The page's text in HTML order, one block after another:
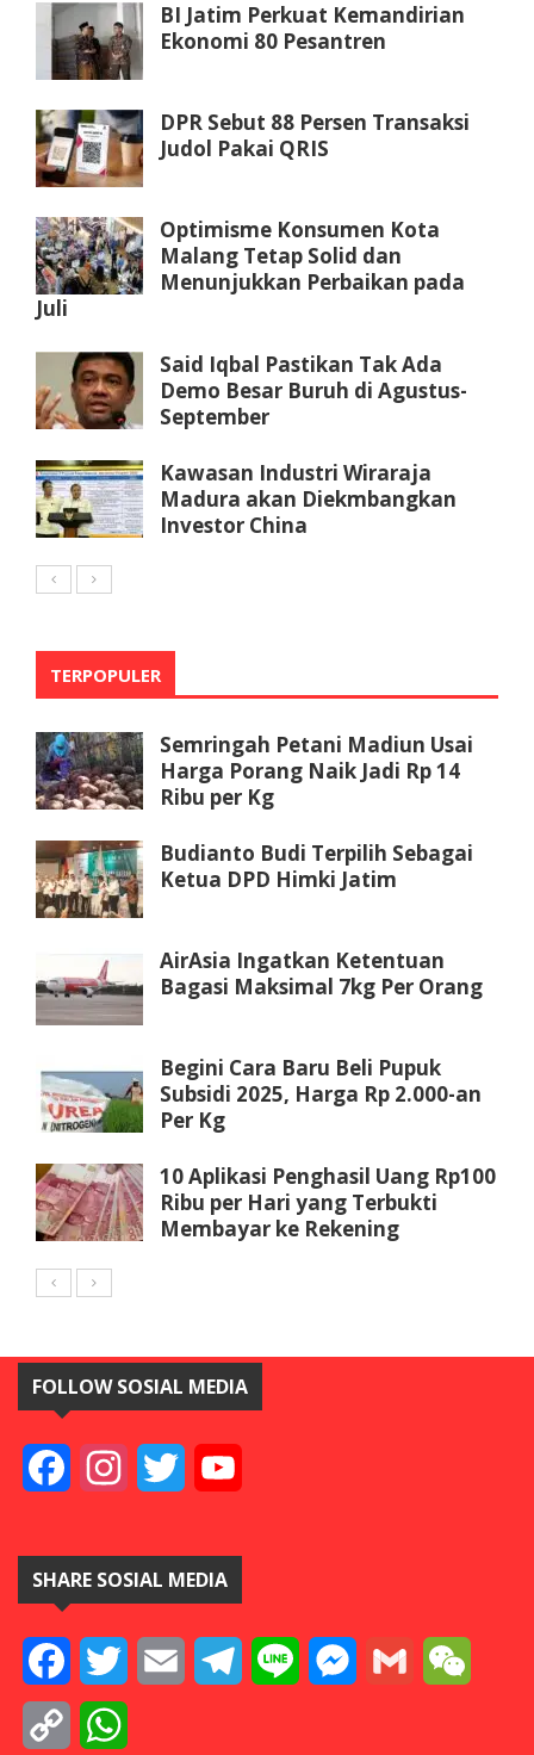
BI Jatim Perkuat Kemandirian
Ekonomi 80 Pesantren
DPR Sebut 88 Persen Transaksi
Judol Pakai QRIS
Optimisme Konsumen Kota
Malang Tetap Solid dan
Menunjukkan Perbaikan pada
Juli
Said Iqbal Pastikan Tak Ada
Demo Besar Buruh di Agustus-
September
Kawasan Industri Wiraraja
Madura akan Diekmbangkan
Investor China
TERPOPULER
Semringah Petani Madiun Usai
Harga Porang Naik Jadi Rp 14
Ribu per Kg
Budianto Budi Terpilih Sebagai
Ketua DPD Himki Jatim
AirAsia Ingatkan Ketentuan
Bagasi Maksimal 7kg Per Orang
Begini Cara Baru Beli Pupuk
Subsidi 2025, Harga Rp 2.000-an
Per Kg
10 Aplikasi Penghasil Uang Rp100
Ribu per Hari yang Terbukti
Membayar ke Rekening
FOLLOW SOSIAL MEDIA
FacebookInstagramTwitter
SHARE SOSIAL MEDIA
FacebookTwitter Email TelegramLine Messenger
Gmail
Copy